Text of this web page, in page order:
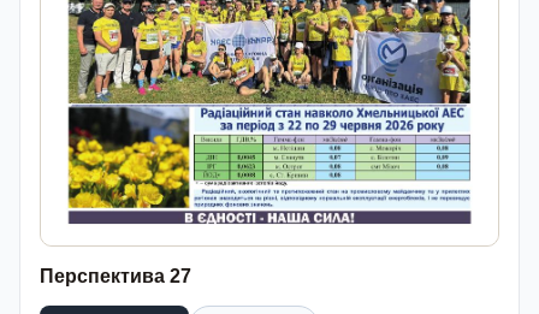
Перспектива 27